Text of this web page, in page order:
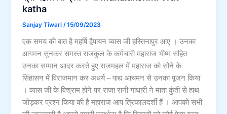
katha
Sanjay Tiwari/15/09/2023
एक समय की बात है महर्षि द्वैपायन व्यास जी हस्तिनापुर आए । उनका
आगमन सुनकर समस्त राजकुल के कर्मचारी महाराज भीष्म सहित
उनका सम्मान आदर करते हुए राजमहल में महाराज को सोने के
सिंहासन में विराजमान कर अधर्य – पाद्य आचमन से उनका पूजन किया
। व्यास जी के विश्राम होने पर राजा रानी गांधारी ने माता कुंती से हाथ
जोड़कर प्रश्न किया की है महाराज आप त्रिकालदर्शी हैं । आपको सभी